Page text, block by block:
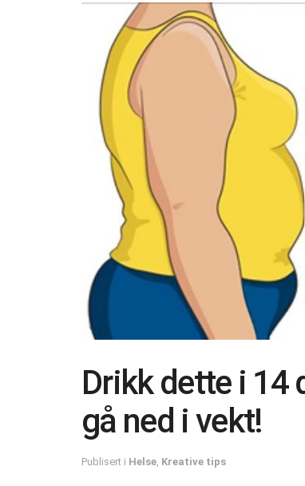
Drikk dette i 14
gå ned i vekt!
Publisert i Helse, Kreative tips